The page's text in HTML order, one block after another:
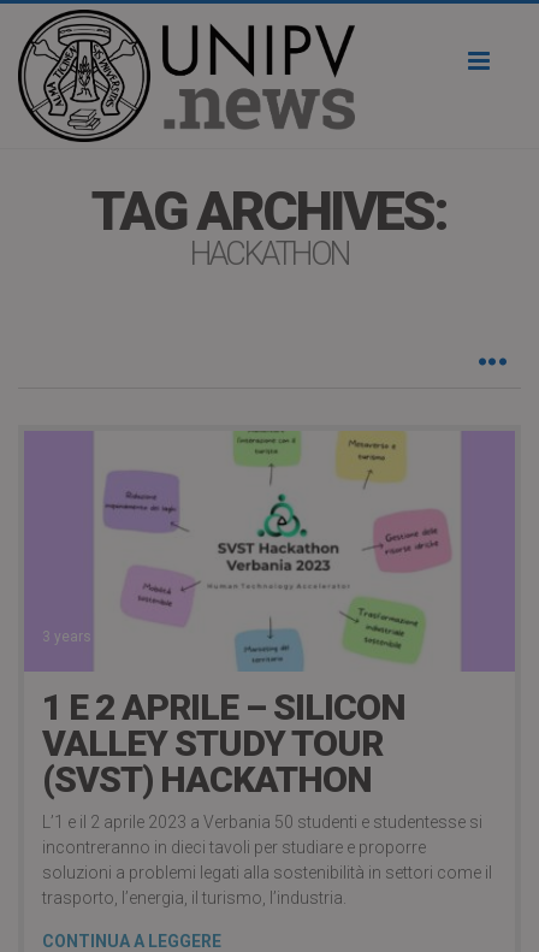
TAG ARCHIVES:
HACKATHON
3 years ago
1 E 2 APRILE – SILICON
VALLEY STUDY TOUR
(SVST) HACKATHON
L’1 e il 2 aprile 2023 a Verbania 50 studenti e studentesse si
incontreranno in dieci tavoli per studiare e proporre
soluzioni a problemi legati alla sostenibilità in settori come il
trasporto, l’energia, il turismo, l’industria.
CONTINUA A LEGGERE